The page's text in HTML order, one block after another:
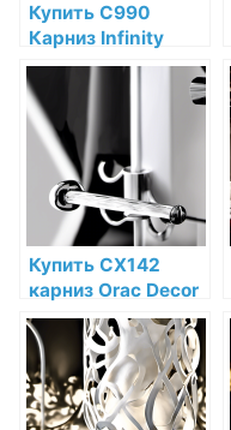
Купить C990
Карниз Infinity
Orac Decor
Полиуретан по
низкой цене в
интернет-
магазине
Купить CX142
карниз Orac Decor
Дюрополимер по
низкой цене в
интернет-
магазине